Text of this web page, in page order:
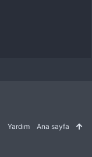
Yardım Ana sayfa